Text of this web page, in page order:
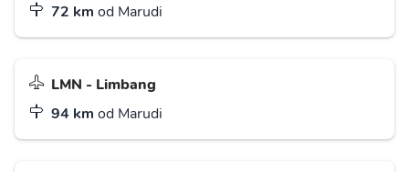
72 km od Marudi
LMN - Limbang
94 km od Marudi